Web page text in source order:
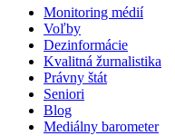
Monitoring médií
Voľby
Dezinformácie
Kvalitná žurnalistika
Právny štát
Seniori
Blog
Mediálny barometer